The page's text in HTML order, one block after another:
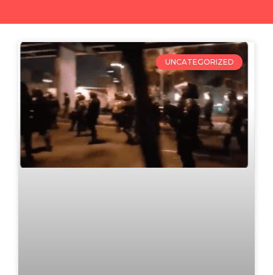
UNCATEGORIZED